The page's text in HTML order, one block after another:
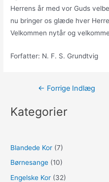
Herrens år med vor Guds
nu bringer os glæde hver
Velkommen nytår og
Forfatter: N. F. S. Grundtvig
Indlægsnavigation
← Forrige Indlæg
Kategorier
Blandede Kor (7)
Børnesange (10)
Engelske Kor (32)